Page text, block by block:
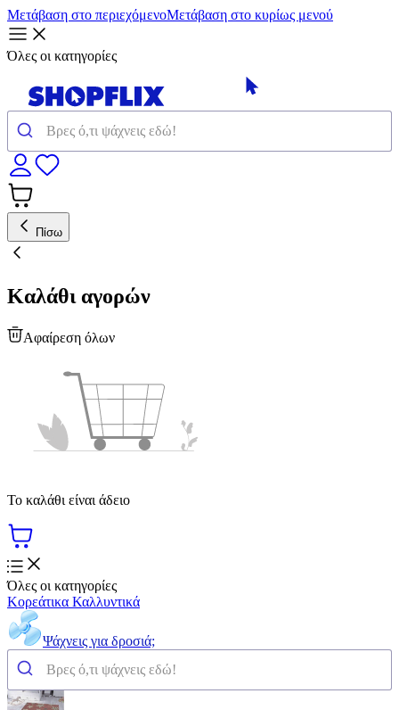
Μετάβαση στο περιεχόμενοΜετάβαση στο κυρίως μενού
Όλες οι κατηγορίες
Πίσω
Καλάθι αγορών
Αφαίρεση όλων
Το καλάθι είναι άδειο
Όλες οι κατηγορίες
Κορεάτικα Καλλυντικά
Ψάχνεις για δροσιά;